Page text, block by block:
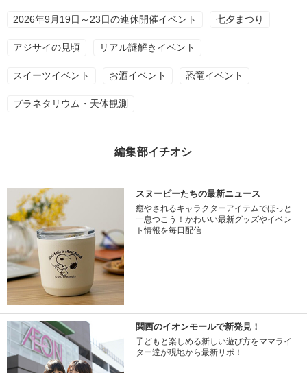
2026年9月19日～23日の連休開催イベント 七夕まつり
アジサイの見頃 リアル謎解きイベント
スイーツイベント お酒イベント 恐竜イベント
プラネタリウム・天体観測
編集部イチオシ
スヌーピーたちの最新ニュース
癒やされるキャラクターアイテムでほっと
一息つこう！かわいい最新グッズやイベン
ト情報を毎日配信
関西のイオンモールで新発見！
子どもと楽しめる新しい遊び方をママライ
ター達が現地から最新リポ！